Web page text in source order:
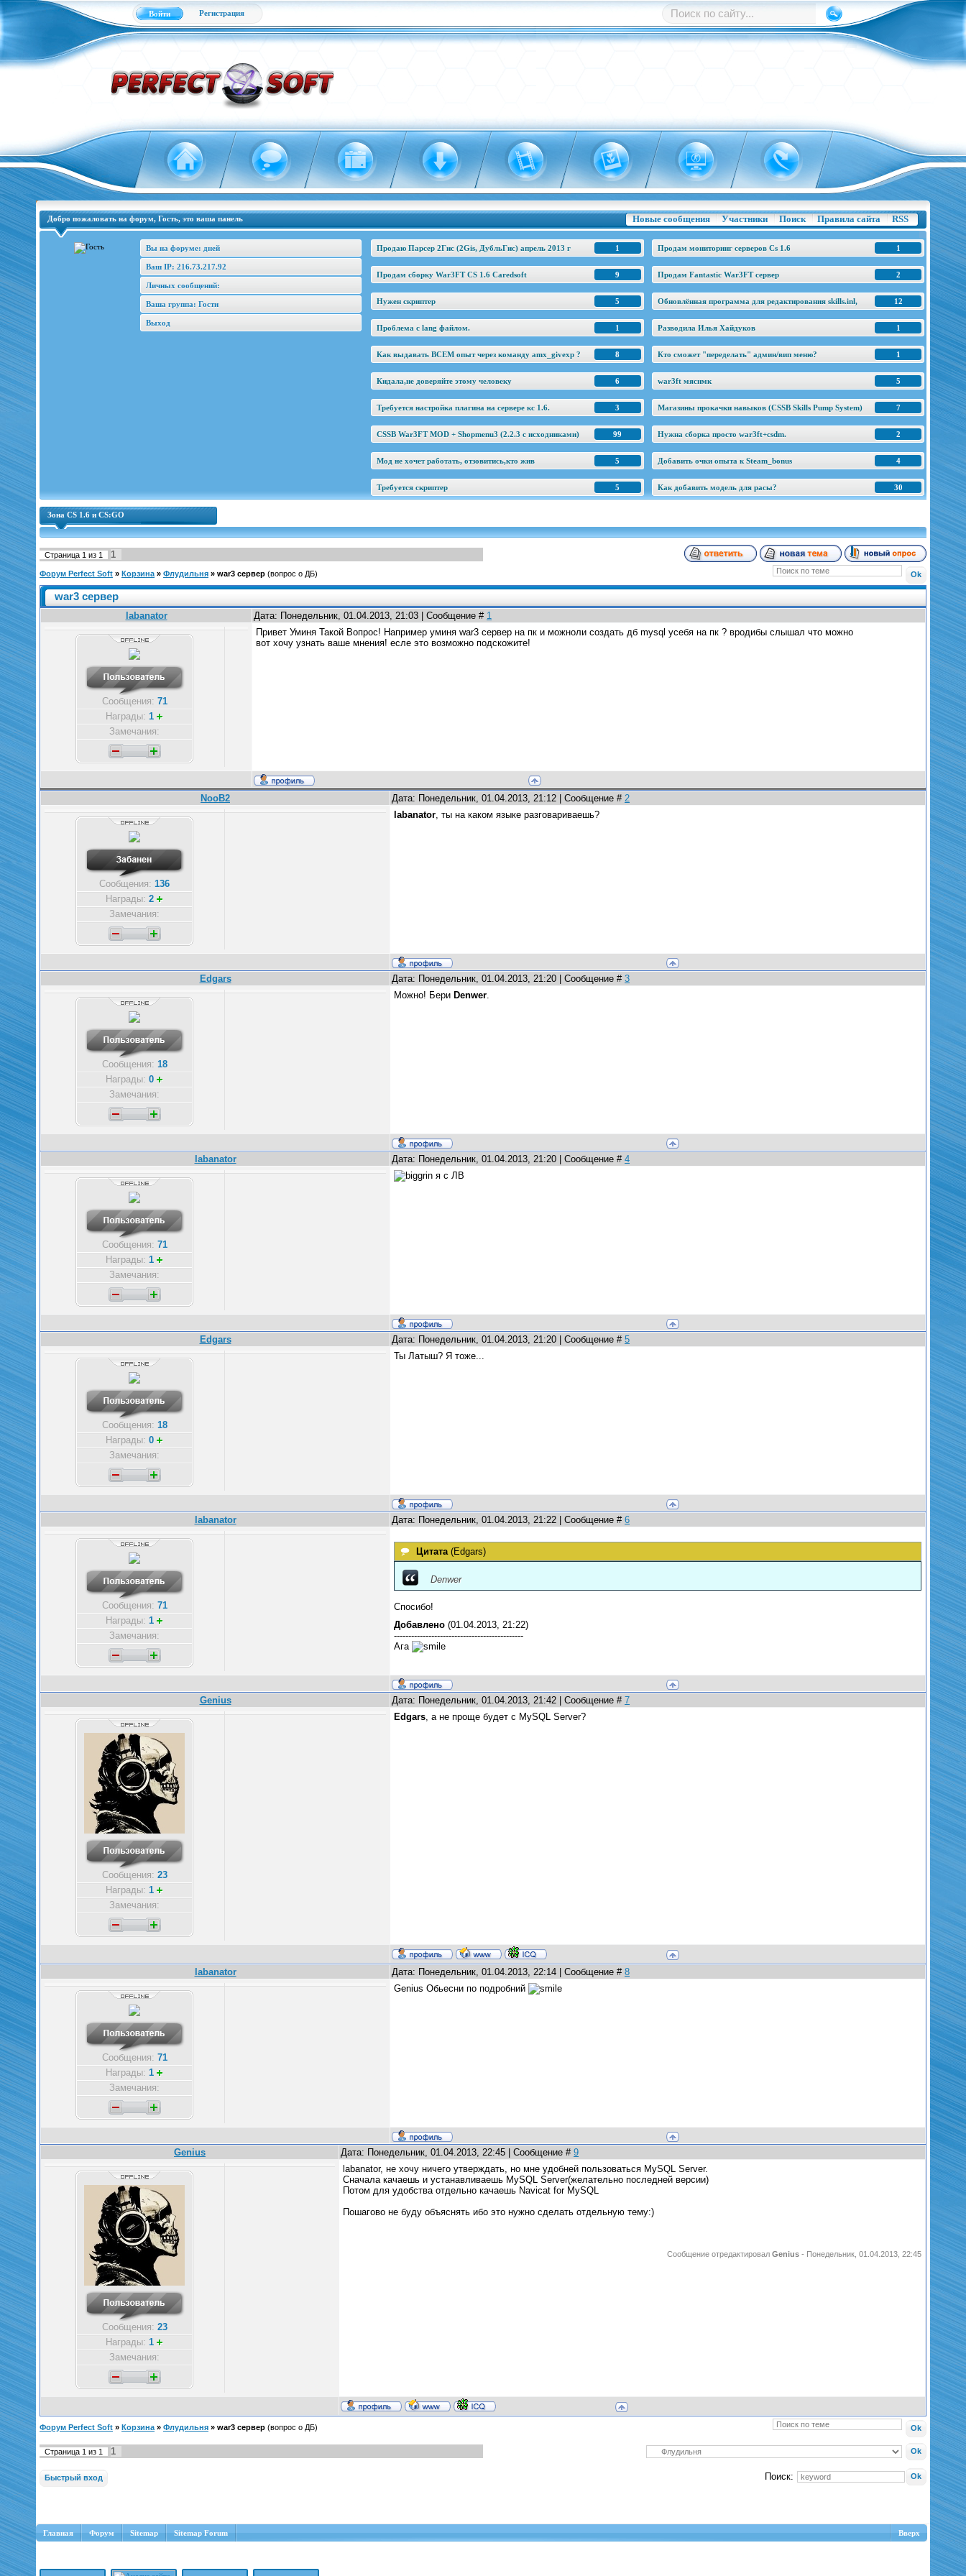
Войти Регистрация
Новые сообщения Участники Поиск Правила сайта RSS
Добро пожаловать на форум, Гость, это ваша панель
Вы на форуме: дней
Ваш IP: 216.73.217.92
Личных сообщений:
Ваша группа: Гости
Выход
1
Продаю Парсер 2Гис (2Gis, ДубльГис) апрель 2013 г 1
Продам мониторинг серверов Cs 1.6
9
Продам сборку War3FT CS 1.6 Caredsoft 2
Продам Fantastic War3FT сервер
5
Нужен скриптер 12
Обновлённая программа для редактирования skills.inl,
1
Проблема с lang файлом. 1
Разводила Илья Хайдуков
8
Как выдавать ВСЕМ опыт через команду amx_givexp ? 1
Кто сможет "переделать" админ/вип меню?
6
Кидала,не доверяйте этому человеку 5
war3ft мяснмк
3
Требуется настройка плагина на сервере кс 1.6. 7
Магазины прокачки навыков (CSSB Skills Pump System)
99
CSSB War3FT MOD + Shopmenu3 (2.2.3 c исходниками) 2
Нужна сборка просто war3ft+csdm.
5
Мод не хочет работать, отзовитись,кто жив 4
Добавить очки опыта к Steam_bonus
5
Требуется скриптер 30
Как добавить модель для расы?
Зона CS 1.6 и CS:GO
Страница 1 из 1 1
Форум Perfect Soft » Корзина » Флудильня » war3 сервер (вопрос о ДБ)
war3 сервер
labanator Дата: Понедельник, 01.04.2013, 21:03 | Сообщение # 1
Сообщения: 71
Награды: 1
Замечания:
Привет Уминя Такой Вопрос! Например уминя war3 сервер на пк и можноли создать дб mysql усебя на пк ? вродибы слышал что можно
вот хочу узнать ваше мнения! есле это возможно подскожите!
NooB2 Дата: Понедельник, 01.04.2013, 21:12 | Сообщение # 2
Сообщения: 136
Награды: 2
Замечания:
labanator, ты на каком языке разговариваешь?
Edgars Дата: Понедельник, 01.04.2013, 21:20 | Сообщение # 3
Сообщения: 18
Награды: 0
Замечания:
Можно! Бери Denwer.
labanator Дата: Понедельник, 01.04.2013, 21:20 | Сообщение # 4
Сообщения: 71
Награды: 1
Замечания:
я с ЛВ
Edgars Дата: Понедельник, 01.04.2013, 21:20 | Сообщение # 5
Сообщения: 18
Награды: 0
Замечания:
Ты Латыш? Я тоже...
labanator Дата: Понедельник, 01.04.2013, 21:22 | Сообщение # 6
Сообщения: 71
Награды: 1
Замечания:
Цитата(Edgars)
Denwer
Спосибо!
Добавлено (01.04.2013, 21:22)
---------------------------------------------
Ага
Genius Дата: Понедельник, 01.04.2013, 21:42 | Сообщение # 7
Сообщения: 23
Награды: 1
Замечания:
Edgars, а не проще будет с MySQL Server?
labanator Дата: Понедельник, 01.04.2013, 22:14 | Сообщение # 8
Сообщения: 71
Награды: 1
Замечания:
Genius Обьесни по подробний
Genius Дата: Понедельник, 01.04.2013, 22:45 | Сообщение # 9
Сообщения: 23
Награды: 1
Замечания:
labanator, не хочу ничего утверждать, но мне удобней пользоваться MySQL Server.
Сначала качаешь и устанавливаешь MySQL Server(желательно последней версии)
Потом для удобства отдельно качаешь Navicat for MySQL
Пошагово не буду объяснять ибо это нужно сделать отдельную тему:)
Сообщение отредактировал Genius - Понедельник, 01.04.2013, 22:45
Форум Perfect Soft » Корзина » Флудильня » war3 сервер (вопрос о ДБ)
Страница 1 из 1 1
Поиск:
Главная Форум Sitemap Sitemap Forum Вверх